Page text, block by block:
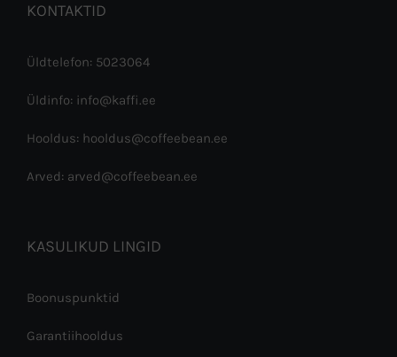
KONTAKTID
Üldtelefon: 5023064
Üldinfo: info@kaffi.ee
Hooldus: hooldus@coffeebean.ee
Arved: arved@coffeebean.ee
KASULIKUD LINGID
Boonuspunktid
Garantiihooldus